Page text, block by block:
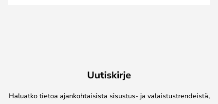
Uutiskirje
Haluatko tietoa ajankohtaisista sisustus- ja valaistustrendeistä,